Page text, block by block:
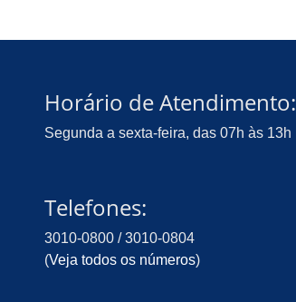
Horário de Atendimento:
Segunda a sexta-feira, das 07h às 13h
Telefones:
3010-0800 / 3010-0804
(Veja todos os números)